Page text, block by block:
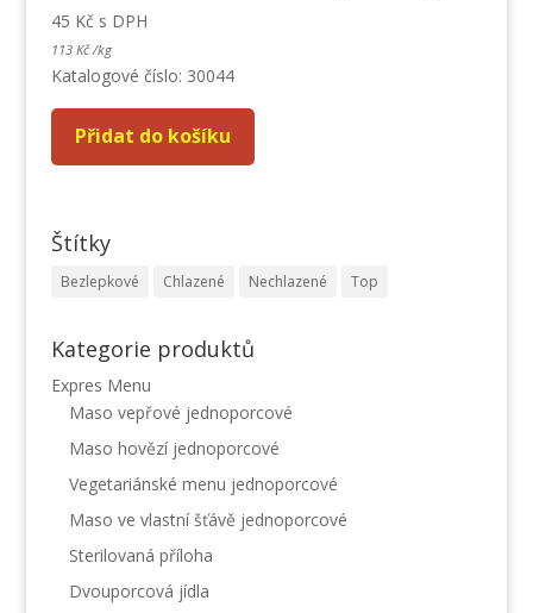
45 Kč s DPH
113 Kč /kg
Katalogové číslo: 30044
Přidat do košíku
Štítky
Bezlepkové Chlazené Nechlazené Top
Kategorie produktů
Expres Menu
Maso vepřové jednoporcové
Maso hovězí jednoporcové
Vegetariánské menu jednoporcové
Maso ve vlastní šťávě jednoporcové
Sterilovaná příloha
Dvouporcová jídla